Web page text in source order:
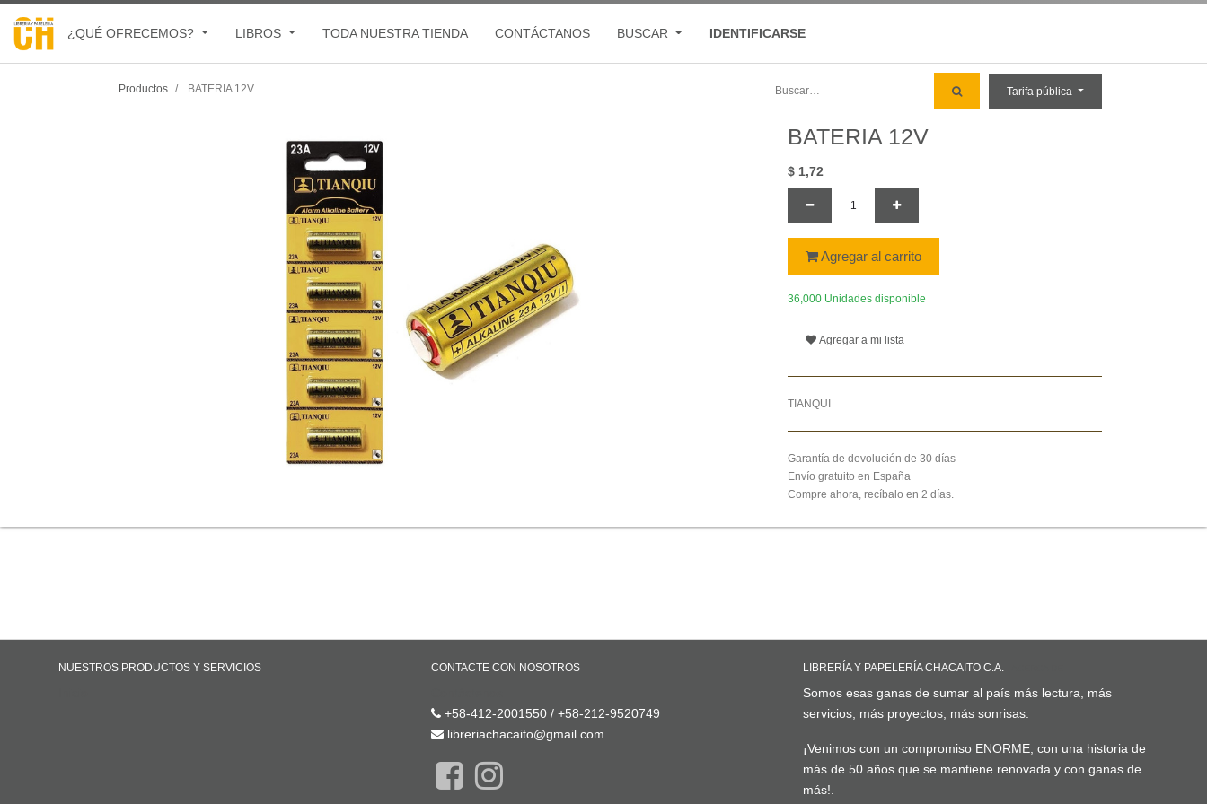
¿QUÉ OFRECEMOS? LIBROS TODA NUESTRA TIENDA CONTÁCTANOS BUSCAR IDENTIFICARSE
Productos BATERIA 12V Tarifa pública
BATERIA 12V
$ 1,72
Agregar al carrito
36,000 Unidades disponible
Agregar a mi lista
TIANQUI
Garantía de devolución de 30 días
Envío gratuito en España
Compre ahora, recíbalo en 2 días.
NUESTROS PRODUCTOS Y SERVICIOS CONTACTE CON NOSOTROS
+58-412-2001550 / +58-212-9520749
libreriachacaito@gmail.com
LIBRERÍA Y PAPELERÍA CHACAITO C.A. -
Somos esas ganas de sumar al país más lectura, más
servicios, más proyectos, más sonrisas.
¡Venimos con un compromiso ENORME, con una historia de
más de 50 años que se mantiene renovada y con ganas de
más!.